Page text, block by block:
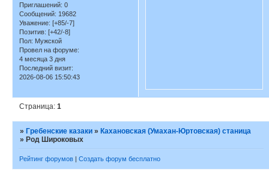
Приглашений: 0
Сообщений: 19682
Уважение: [+85/-7]
Позитив: [+42/-8]
Пол: Мужской
Провел на форуме:
4 месяца 3 дня
Последний визит:
2026-08-06 15:50:43
Страница:1
» Гребенские казаки » Кахановская (Умахан-Юртовская) станица
» Род Широковых
Рейтинг форумов | Создать форум бесплатно